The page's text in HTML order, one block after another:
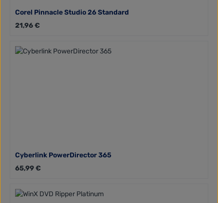
Corel Pinnacle Studio 26 Standard
Regulärer Preis:
21,96 €
Cyberlink PowerDirector 365
Regulärer Preis:
65,99 €